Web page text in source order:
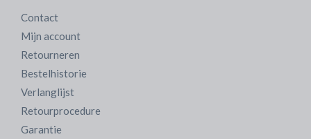
Contact
Mijn account
Retourneren
Bestelhistorie
Verlanglijst
Retourprocedure
Garantie